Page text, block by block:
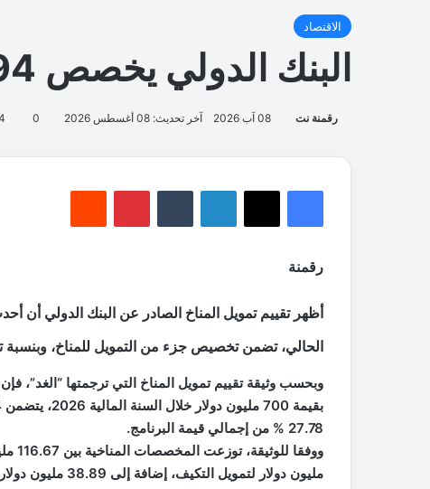
ا
ا
ل
ث
ي